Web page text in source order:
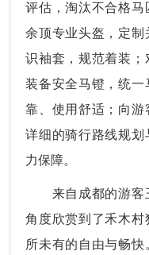
评估，淘汰不合格
余顶专业头盔，定
识袖套，规范着装；
装备安全马镫，统
靠、使用舒适；向
详细的骑行路线规
力保障。
来自成都的游客
角度欣赏到了禾木
所未有的自由与畅